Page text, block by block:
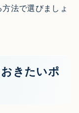
法で選びましょ
きたいポ